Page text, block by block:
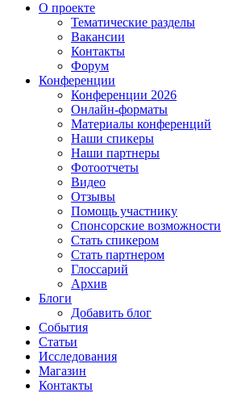
О проекте
Тематические разделы
Вакансии
Контакты
Форум
Конференции
Конференции 2026
Онлайн-форматы
Материалы конференций
Наши спикеры
Наши партнеры
Фотоотчеты
Видео
Отзывы
Помощь участнику
Спонсорские возможности
Стать спикером
Стать партнером
Глоссарий
Архив
Блоги
Добавить блог
События
Статьи
Исследования
Магазин
Контакты